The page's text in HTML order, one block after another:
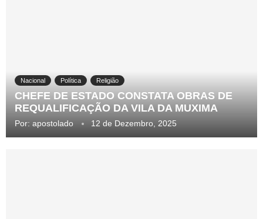
Nacional Política Religião
CHEFE DE ESTADO CONSTATA OBRAS DE
REQUALIFICAÇÃO DA VILA DA MUXIMA
Por: apostolado 12 de Dezembro, 2025